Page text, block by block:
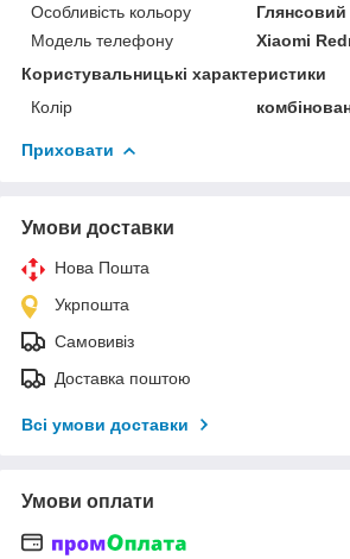
Особливість кольору
Глянсовий
Модель телефону
Xiaomi
Користувальницькі характеристики
Колір
Приховати
Умови доставки
Нова Пошта
Укрпошта
Самовивіз
Доставка поштою
Всі умови доставки
Умови оплати